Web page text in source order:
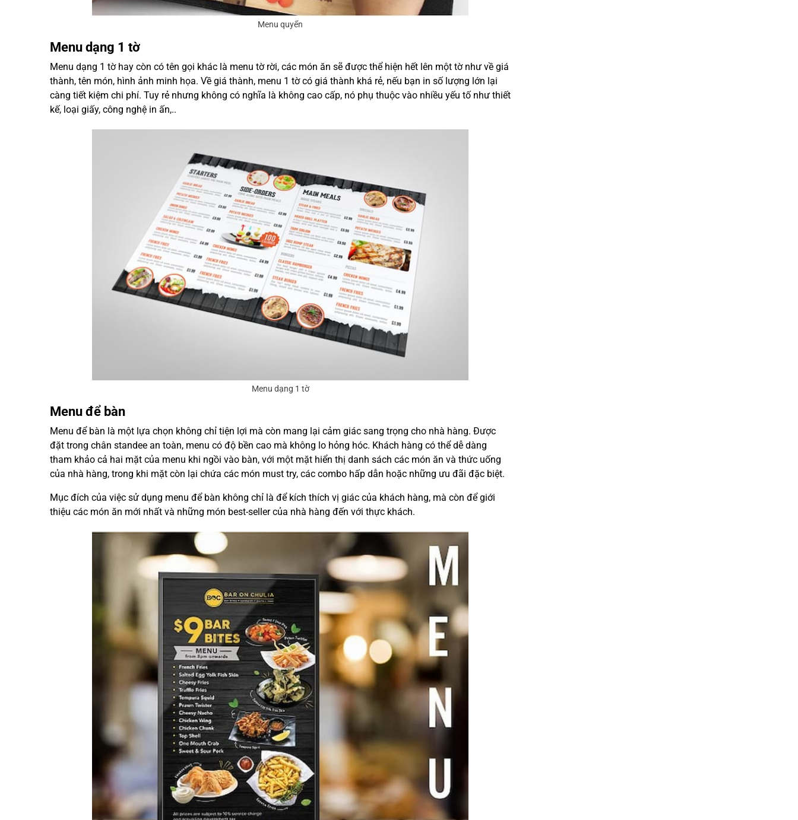
Menu quyển
Menu dạng 1 tờ
Menu dạng 1 tờ hay còn có tên gọi khác là menu tờ rời, các món ăn sẽ được thể hiện hết lên một tờ như về giá
thành, tên món, hình ảnh minh họa. Về giá thành, menu 1 tờ có giá thành khá rẻ, nếu bạn in số lượng lớn lại
càng tiết kiệm chi phí. Tuy rẻ nhưng không có nghĩa là không cao cấp, nó phụ thuộc vào nhiều yếu tố như thiết
kế, loại giấy, công nghệ in ấn,..
Menu dạng 1 tờ
Menu để bàn
Menu để bàn là một lựa chọn không chỉ tiện lợi mà còn mang lại cảm giác sang trọng cho nhà hàng. Được
đặt trong chân standee an toàn, menu có độ bền cao mà không lo hỏng hóc. Khách hàng có thể dễ dàng
tham khảo cả hai mặt của menu khi ngồi vào bàn, với một mặt hiển thị danh sách các món ăn và thức uống
của nhà hàng, trong khi mặt còn lại chứa các món must try, các combo hấp dẫn hoặc những ưu đãi đặc biệt.
Mục đích của việc sử dụng menu để bàn không chỉ là để kích thích vị giác của khách hàng, mà còn để giới
thiệu các món ăn mới nhất và những món best-seller của nhà hàng đến với thực khách.